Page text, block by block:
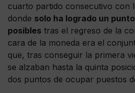
cuarto partido consecutivo con
donde solo ha logrado un
posibles tras el regreso de la
cara de la moneda era el
que, tras conseguir la primera
se alzaban hasta la quinta
dos puntos de ocupar puestos